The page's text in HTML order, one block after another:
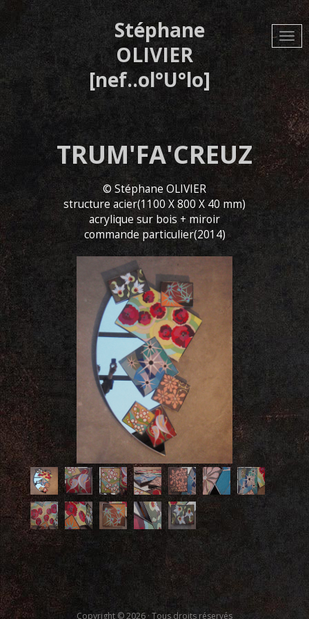
contenu
principal
Stéphane
OLIVIER
[nef..ol°U°lo]
TRUM'FA'CREUZ
© Stéphane OLIVIER
structure acier(1100 X 800 X 40 mm)
acrylique sur bois + miroir
commande particulier(2014)
Copyright © 2026 · Tous droits réservés